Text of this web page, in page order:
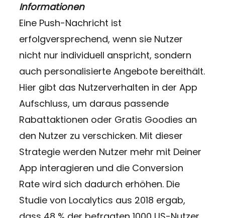
Informationen
Eine Push-Nachricht ist
erfolgversprechend, wenn sie Nutzer
nicht nur individuell anspricht, sondern
auch personalisierte Angebote bereithält.
Hier gibt das Nutzerverhalten in der App
Aufschluss, um daraus passende
Rabattaktionen oder Gratis Goodies an
den Nutzer zu verschicken. Mit dieser
Strategie werden Nutzer mehr mit Deiner
App interagieren und die Conversion
Rate wird sich dadurch erhöhen. Die
Studie von Localytics aus 2018 ergab,